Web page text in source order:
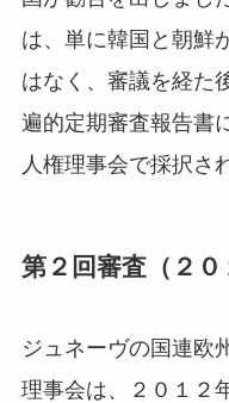
は、単に韓国と朝鮮
はなく、審議を経た
遍的定期審査報告書
人権理事会で採択さ
第２回審査（２０
ジュネーヴの国連欧
理事会は、２０１２